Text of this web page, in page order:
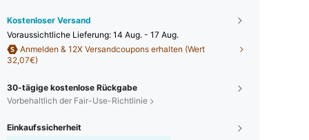
Kostenloser Versand
Voraussichtliche Lieferung: 14 Aug. - 17 Aug.
Anmelden & 12X Versandcoupons erhalten (Wert
32,07€)
30-tägige kostenlose Rückgabe
Vorbehaltlich der Fair-Use-Richtlinie
Einkaufssicherheit